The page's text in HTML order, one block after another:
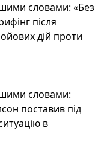
словами: «Без
після
дій проти
словами:
поставив під
в